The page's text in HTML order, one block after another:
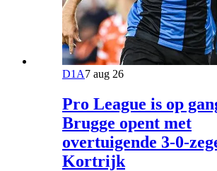
D1A7 aug 26
Pro League is op
Brugge opent met
overtuigende 3-0-
Kortrijk